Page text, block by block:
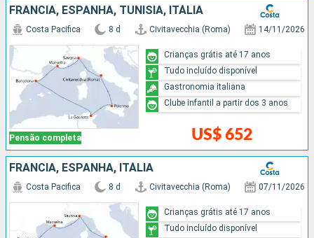
FRANCIA, ESPANHA, TUNÍSIA, ITÁLIA
Pensão completa
Costa Pacifica 8 d Civitavecchia (Roma) 14/11/2026
US$ 652
Crianças grátis até 17 anos
Tudo incluído disponível
Gastronomia italiana
Clube infantil a partir dos 3 anos
FRANCIA, ESPANHA, ITÁLIA
Costa Pacifica 8 d Civitavecchia (Roma) 07/11/2026
Crianças grátis até 17 anos
Tudo incluído disponível